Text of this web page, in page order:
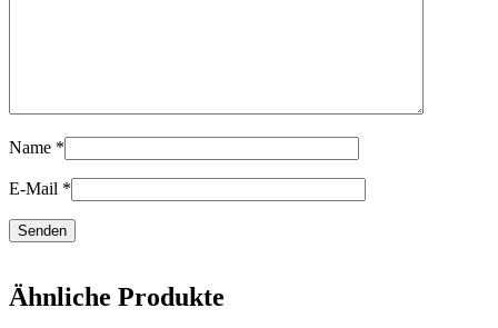
Name *
E-Mail *
Ähnliche Produkte